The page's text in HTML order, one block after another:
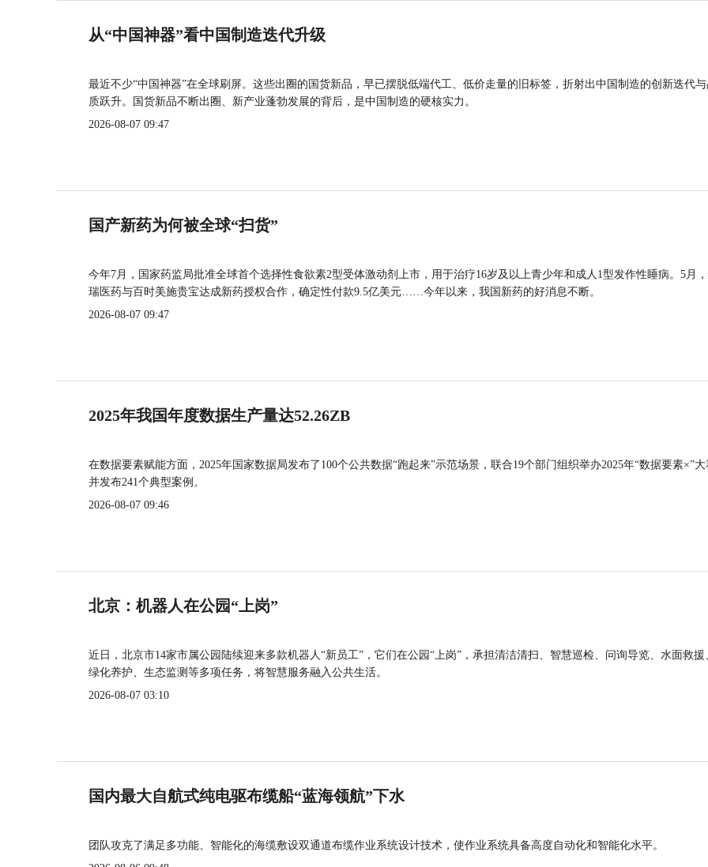
从“中国神器”看中国制造迭代升级
最近不少“中国神器”在全球刷屏。这些出圈的国货新品，早已摆脱低端代工、低价走量的旧标签，折射出中国制造的创新迭代
质跃升。国货新品不断出圈、新产业蓬勃发展的背后，是中国制造的硬核实力。
2026-08-07 09:47
国产新药为何被全球“扫货”
今年7月，国家药监局批准全球首个选择性食欲素2型受体激动剂上市，用于治疗16岁及以上青少年和成人1型发作性睡病。5月
瑞医药与百时美施贵宝达成新药授权合作，确定性付款9.5亿美元……今年以来，我国新药的好消息不断。
2026-08-07 09:47
2025年我国年度数据生产量达52.26ZB
在数据要素赋能方面，2025年国家数据局发布了100个公共数据“跑起来”示范场景，联合19个部门组织举办2025年“数据要素×”大
并发布241个典型案例。
2026-08-07 09:46
北京：机器人在公园“上岗”
近日，北京市14家市属公园陆续迎来多款机器人“新员工”，它们在公园“上岗”，承担清洁清扫、智慧巡检、问询导览、水面救援
绿化养护、生态监测等多项任务，将智慧服务融入公共生活。
2026-08-07 03:10
国内最大自航式纯电驱布缆船“蓝海领航”下水
团队攻克了满足多功能、智能化的海缆敷设双通道布缆作业系统设计技术，使作业系统具备高度自动化和智能化水平。